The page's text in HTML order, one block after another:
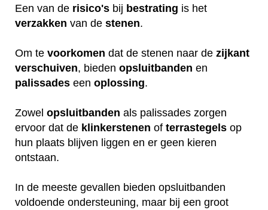
Een van de risico's bij bestrating is het
verzakken van de stenen.
Om te voorkomen dat de stenen naar de zijkant
verschuiven, bieden opsluitbanden en
palissades een oplossing.
Zowel opsluitbanden als palissades zorgen
ervoor dat de klinkerstenen of terrastegels op
hun plaats blijven liggen en er geen kieren
ontstaan.
In de meeste gevallen bieden opsluitbanden
voldoende ondersteuning, maar bij een groot